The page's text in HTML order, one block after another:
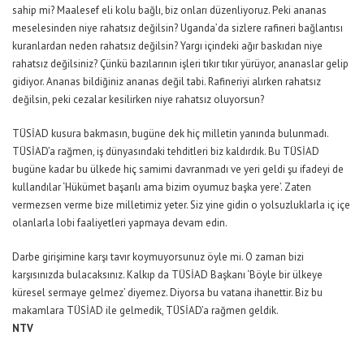
sahip mi? Maalesef eli kolu bağlı, biz onları düzenliyoruz. Peki ananas
meselesinden niye rahatsız değilsin? Uganda’da sizlere rafineri bağlantısı
kuranlardan neden rahatsız değilsin? Yargı içindeki ağır baskıdan niye
rahatsız değilsiniz? Çünkü bazılarının işleri tıkır tıkır yürüyor, ananaslar gelip
gidiyor. Ananas bildiğiniz ananas değil tabi. Rafineriyi alırken rahatsız
değilsin, peki cezalar kesilirken niye rahatsız oluyorsun?
TÜSİAD kusura bakmasın, bugüne dek hiç milletin yanında bulunmadı.
TÜSİAD’a rağmen, iş dünyasındaki tehditleri biz kaldırdık. Bu TÜSİAD
bugüne kadar bu ülkede hiç samimi davranmadı ve yeri geldi şu ifadeyi de
kullandılar ‘Hükümet başarılı ama bizim oyumuz başka yere’. Zaten
vermezsen verme bize milletimiz yeter. Siz yine gidin o yolsuzluklarla iç içe
olanlarla lobi faaliyetleri yapmaya devam edin.
Darbe girişimine karşı tavır koymuyorsunuz öyle mi. O zaman bizi
karşısınızda bulacaksınız. Kalkıp da TÜSİAD Başkanı ‘Böyle bir ülkeye
küresel sermaye gelmez’ diyemez. Diyorsa bu vatana ihanettir. Biz bu
makamlara TÜSİAD ile gelmedik, TÜSİAD’a rağmen geldik.
NTV